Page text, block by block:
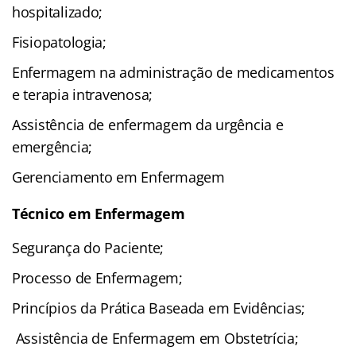
hospitalizado;
Fisiopatologia;
Enfermagem na administração de medicamentos
e terapia intravenosa;
Assistência de enfermagem da urgência e
emergência;
Gerenciamento em Enfermagem
Técnico em Enfermagem
Segurança do Paciente;
Processo de Enfermagem;
Princípios da Prática Baseada em Evidências;
Assistência de Enfermagem em Obstetrícia;